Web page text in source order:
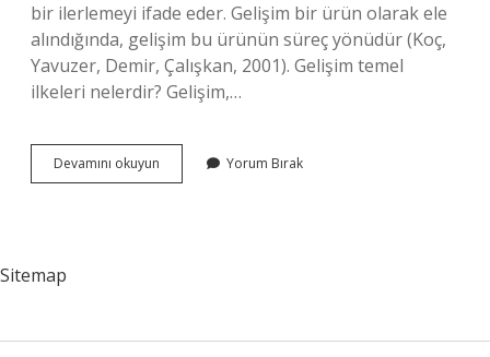
bir ilerlemeyi ifade eder. Gelişim bir ürün olarak ele
alındığında, gelişim bu ürünün süreç yönüdür (Koç,
Yavuzer, Demir, Çalışkan, 2001). Gelişim temel
ilkeleri nelerdir? Gelişim,…
Devamını okuyun
Nedir
Yorum Bırak
Sitemap